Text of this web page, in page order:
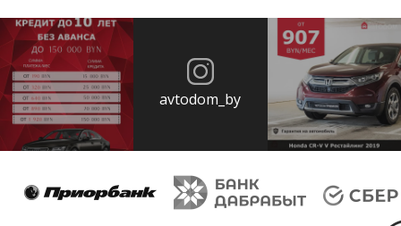
avtodom_by